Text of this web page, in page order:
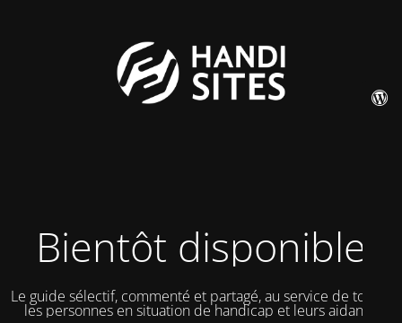
Bientôt disponible
Le guide sélectif, commenté et partagé, au service de toutes
les personnes en situation de handicap et leurs aidants.